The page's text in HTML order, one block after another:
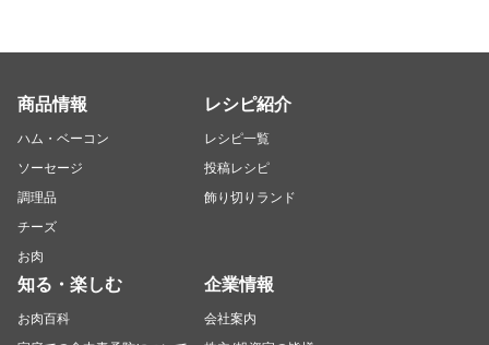
商品情報
ハム・ベーコン
ソーセージ
調理品
チーズ
お肉
レシピ紹介
レシピ一覧
投稿レシピ
飾り切りランド
知る・楽しむ
お肉百科
企業情報
会社案内